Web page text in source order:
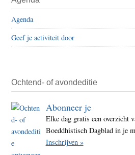
Agenda
Geef je activiteit door
Ochtend- of avondeditie
Abonneer je
Elke dag gratis een overzicht
Boeddhistisch Dagblad in je
Inschrijven »